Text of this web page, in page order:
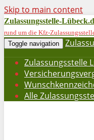
Skip to main content
Zulassungsstelle-
rund um die Kfz-
Toggle navigation
Zulassungsstelle
Alle